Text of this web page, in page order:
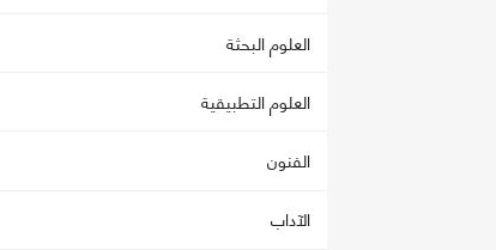
العلوم البحثة
العلوم التطبيقية
الفنون
الآداب